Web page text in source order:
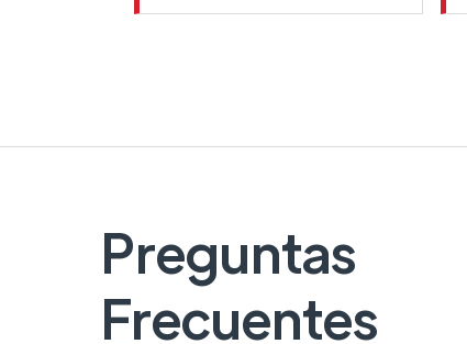
Preguntas
Frecuentes